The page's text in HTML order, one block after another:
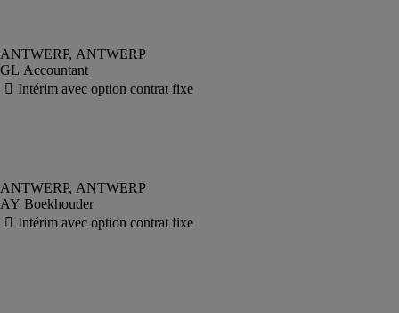
GL Accountant
AY Boekhouder